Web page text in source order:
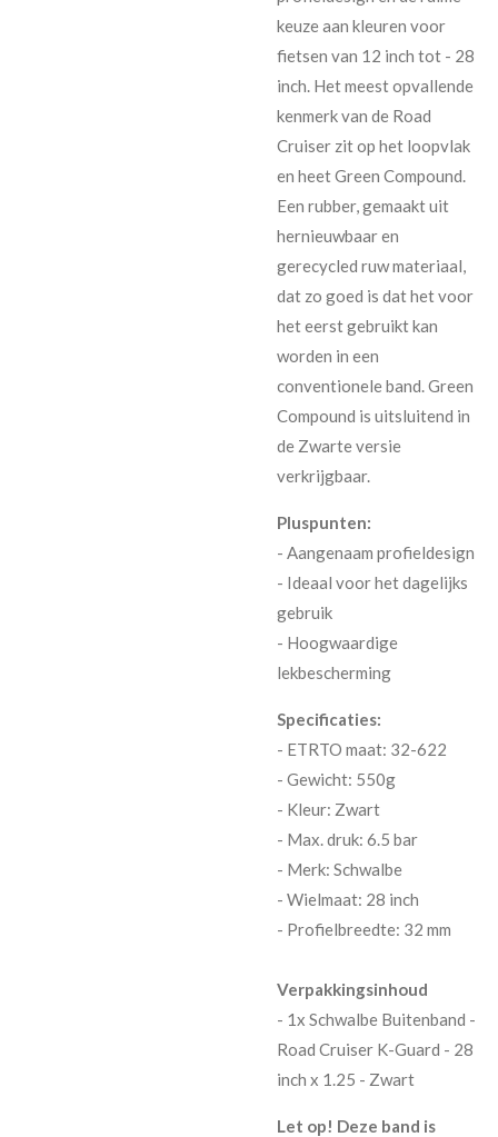
keuze aan kleuren voor
fietsen van 12 inch tot - 28
inch. Het meest opvallende
kenmerk van de Road
Cruiser zit op het loopvlak
en heet Green Compound.
Een rubber, gemaakt uit
hernieuwbaar en
gerecycled ruw materiaal,
dat zo goed is dat het voor
het eerst gebruikt kan
worden in een
conventionele band. Green
Compound is uitsluitend in
de Zwarte versie
verkrijgbaar.
Pluspunten:
- Aangenaam profieldesign
- Ideaal voor het dagelijks
gebruik
- Hoogwaardige
lekbescherming
Specificaties:
- ETRTO maat: 32-622
- Gewicht: 550g
- Kleur: Zwart
- Max. druk: 6.5 bar
- Merk: Schwalbe
- Wielmaat: 28 inch
- Profielbreedte: 32 mm
Verpakkingsinhoud
- 1x Schwalbe Buitenband -
Road Cruiser K-Guard - 28
inch x 1.25 - Zwart
Let op! Deze band is